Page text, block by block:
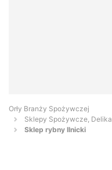
Orły Branży Spożywczej
Sklepy Spożywcze,
Sklep rybny Ilnicki